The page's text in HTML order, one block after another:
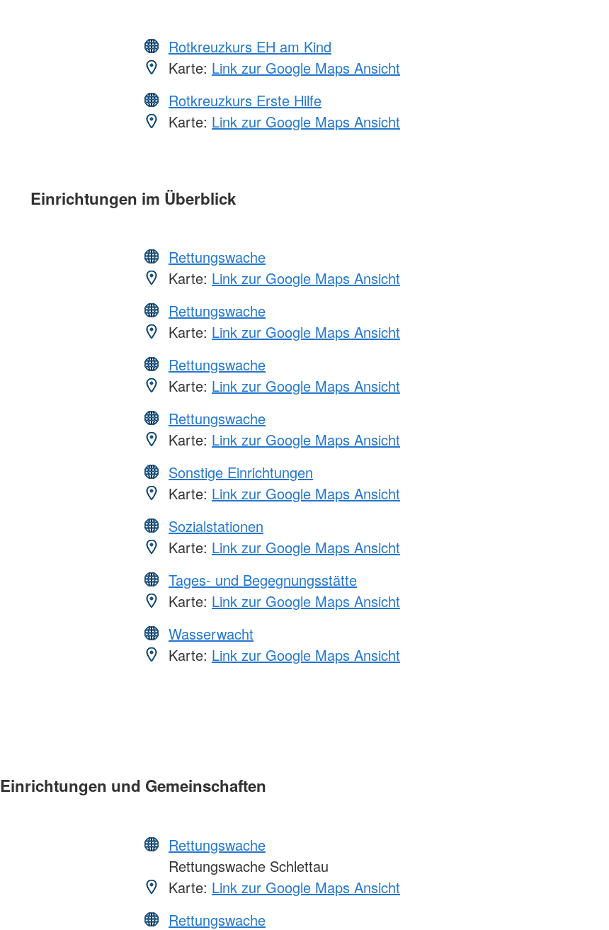
Rotkreuzkurs EH am Kind
Karte: Link zur Google Maps Ansicht
Rotkreuzkurs Erste Hilfe
Karte: Link zur Google Maps Ansicht
Einrichtungen im Überblick
Rettungswache
Karte: Link zur Google Maps Ansicht
Rettungswache
Karte: Link zur Google Maps Ansicht
Rettungswache
Karte: Link zur Google Maps Ansicht
Rettungswache
Karte: Link zur Google Maps Ansicht
Sonstige Einrichtungen
Karte: Link zur Google Maps Ansicht
Sozialstationen
Karte: Link zur Google Maps Ansicht
Tages- und Begegnungsstätte
Karte: Link zur Google Maps Ansicht
Wasserwacht
Karte: Link zur Google Maps Ansicht
Einrichtungen und Gemeinschaften
Rettungswache
Rettungswache Schlettau
Karte: Link zur Google Maps Ansicht
Rettungswache